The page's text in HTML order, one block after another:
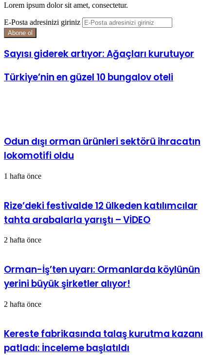
Lorem ipsum dolor sit amet, consectetur.
E-Posta adresinizi giriniz
Sayısı giderek artıyor: Ağaçları kurutuyor
Türkiye’nin en güzel 10 bungalov oteli
Odun dışı orman ürünleri sektörü ihracatın
lokomotifi oldu
1 hafta önce
Rize’deki festivalde 12 ülkeden katılımcılar
tahta arabalarla yarıştı – VİDEO
2 hafta önce
Orman-İş’ten uyarı: Ormanlarda köylünün
yerini büyük şirketler alıyor!
2 hafta önce
Kereste fabrikasında talaş kurutma kazanı
patladı: İnceleme başlatıldı